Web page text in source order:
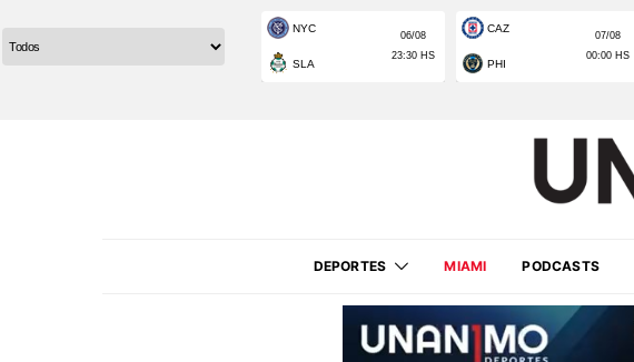
DEPORTES MIAMI PODCASTS